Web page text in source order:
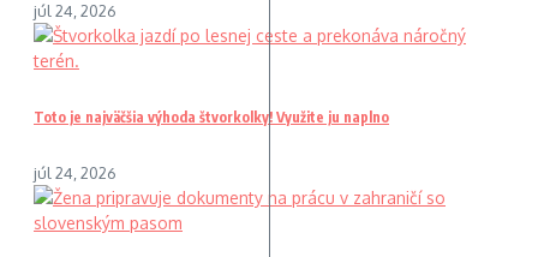
júl 24, 2026
Toto je najväčšia výhoda štvorkolky! Využite ju naplno
júl 24, 2026